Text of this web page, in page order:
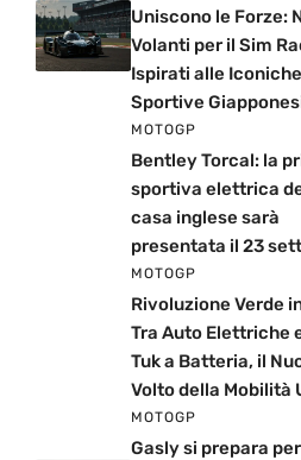
Uniscono le Forze:
Volanti per il Sim
Ispirati alle
Sportive
MOTOGP
Bentley Torcal: la
sportiva elettrica
casa inglese sarà
presentata il 23
MOTOGP
Rivoluzione Verde
Tra Auto Elettriche
Tuk a Batteria, il
Volto della Mobilità
MOTOGP
Gasly si prepara